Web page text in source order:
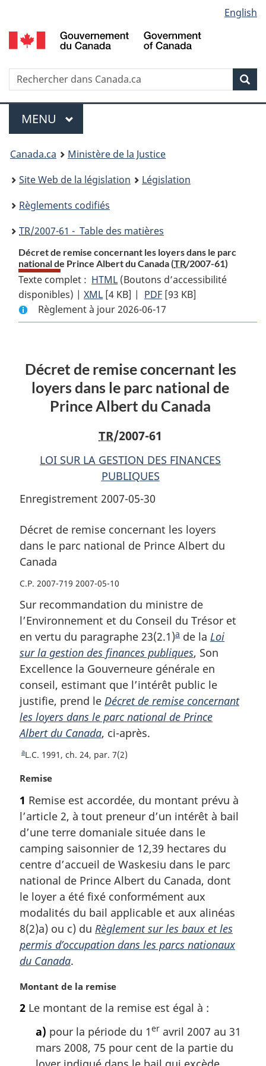
au
contenu
propos
de
la
HTML
simplifiée
selection
English
Recherche
Menu
MENU PRINCIPAL
You
are
here:
Canada.ca
Ministère de la Justice
Site Web de la législation
Législation
Règlements codifiés
TR/2007-61 - Table des matières
Décret de remise concernant les loyers dans le parc
national de Prince Albert du Canada (TR/2007-61)
Texte complet : HTML Texte
complet
:
Décret
concernant
les
loyers
dans
le
parc
national
de
Albert
Canada
(Boutons d’accessibilité
disponibles) |XML Texte
complet
:
remise
concernant
les
loyers
dans
le
parc
national
Prince
du
Canada
[4 KB] | PDF Texte
complet
:
remise
concernant
les
loyers
parc
du
Canada
[93 KB]
Règlement à jour 2026-06-17
Décret de remise concernant les
loyers dans le parc national de
Prince Albert du Canada
TR/2007-61
LOI SUR LA GESTION DES FINANCES
PUBLIQUES
Enregistrement 2007-05-30
Décret de remise concernant les loyers
dans le parc national de Prince Albert du
Canada
C.P. 2007-719 2007-05-10
Sur recommandation du ministre de
l’Environnement et du Conseil du Trésor et
en vertu du paragraphe 23(2.1)N
o
t
e
d
e
e
p
a
g
e
a de la Loi
sur la gestion des finances publiques, Son
Excellence la Gouverneure générale en
conseil, estimant que l’intérêt public le
justifie, prend le Décret de remise concernant
les loyers dans le parc national de Prince
Albert du Canada, ci-après.
R
t
u
r
à
l
r
é
f
é
r
n
c
d
e
aL.C. 1991, ch. 24, par. 7(2)
N
t
e
m
a
g
i
n
a
l
e
:
Remise
1 Remise est accordée, du montant prévu à
l’article 2, à tout preneur d’un intérêt à bail
d’une terre domaniale située dans le
camping saisonnier de 12,39 hectares du
centre d’accueil de Waskesiu dans le parc
national de Prince Albert du Canada, dont
le loyer a été fixé conformément aux
modalités du bail applicable et aux alinéas
8(2)a) ou c) du Règlement sur les baux et les
permis d’occupation dans les parcs nationaux
du Canada.
N
t
Montant de la remise
2 Le montant de la remise est égal à :
a) pour la période du 1er avril 2007 au 31
mars 2008, 75 pour cent de la partie du